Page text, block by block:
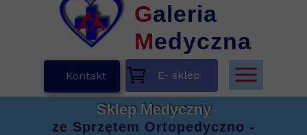
Kontakt
Galeria
Medyczna
Sklep Medyczny
ze Sprzętem Ortopedyczno -
E- sklep